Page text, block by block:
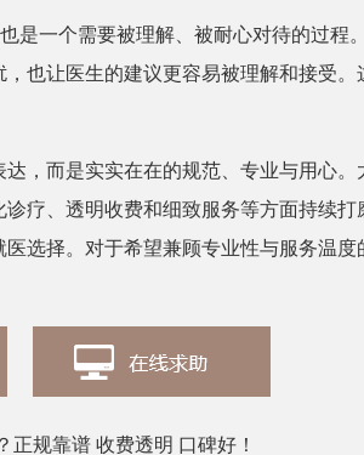
是一个需要被理解、被耐心对待的过程
也让医生的建议更容易被理解和接受。
，而是实实在在的规范、专业与用心。
疗、透明收费和细致服务等方面持续打
选择。对于希望兼顾专业性与服务温度
规靠谱 收费透明 口碑好！